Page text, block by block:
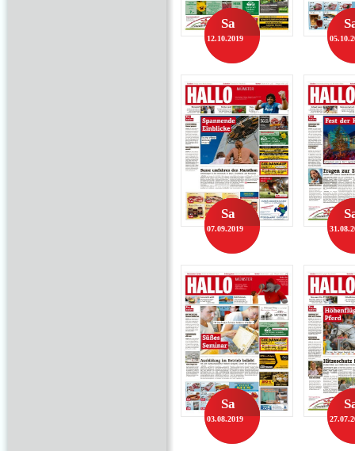
Sa
12.10.2019
Sa
07.09.2019
Sa
03.08.2019